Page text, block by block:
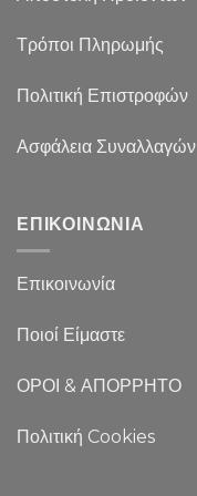
Τρόποι Πληρωμής
Πολιτική Επιστροφών
Ασφάλεια Συναλλαγών
ΕΠΙΚΟΙΝΩΝΙΑ
Επικοινωνία
Ποιοί Είμαστε
ΟΡΟΙ & ΑΠΟΡΡΗΤΟ
Πολιτική Cookies